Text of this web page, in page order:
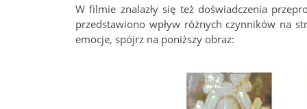
W filmie znalazły się też doświadczenia
przedstawiono wpływ różnych czynników na
emocje, spójrz na poniższy obraz: